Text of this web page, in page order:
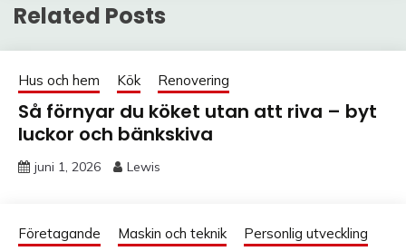
Related Posts
Hus och hem Kök Renovering
Så förnyar du köket utan att riva – byt
luckor och bänkskiva
juni 1, 2026 Lewis
Företagande Maskin och teknik Personlig utveckling